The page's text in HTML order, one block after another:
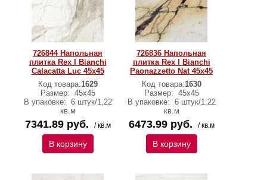
726844 Напольная
плитка Rex I Bianchi
Calacatta Luc 45x45
Код товара:1629
Размер: 45х45
В упаковке: 6 штук/1,22
кв.м
7341.89 руб. / кв.м
В корзину
726836 Напольная
плитка Rex I Bianchi
Paonazzetto Nat 45x45
Код товара:1630
Размер: 45х45
В упаковке: 6 штук/1,22
кв.м
6473.99 руб. / кв.м
В корзину